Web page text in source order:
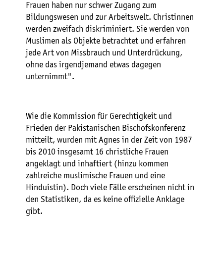
Frauen haben nur schwer Zugang zum
Bildungswesen und zur Arbeitswelt. Christinnen
werden zweifach diskriminiert. Sie werden von
Muslimen als Objekte betrachtet und erfahren
jede Art von Missbrauch und Unterdrückung,
ohne das irgendjemand etwas dagegen
unternimmt".
Wie die Kommission für Gerechtigkeit und
Frieden der Pakistanischen Bischofskonferenz
mitteilt, wurden mit Agnes in der Zeit von 1987
bis 2010 insgesamt 16 christliche Frauen
angeklagt und inhaftiert (hinzu kommen
zahlreiche muslimische Frauen und eine
Hinduistin). Doch viele Fälle erscheinen nicht in
den Statistiken, da es keine offizielle Anklage
gibt.